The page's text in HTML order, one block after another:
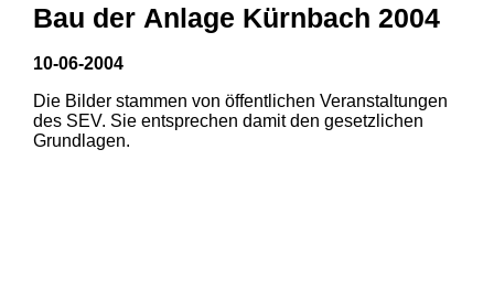
Bau der Anlage Kürnbach 2004
10-06-2004
Die Bilder stammen von öffentlichen Veranstaltungen
des SEV. Sie entsprechen damit den gesetzlichen
Grundlagen.